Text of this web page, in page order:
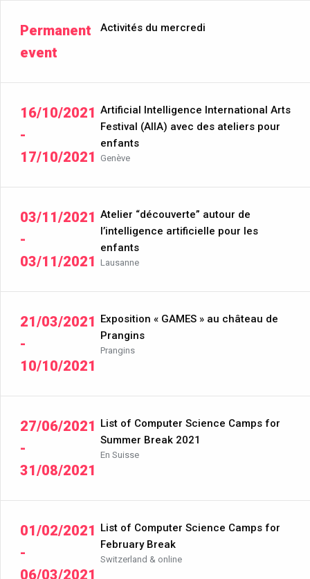
Permanent
event
Activités du mercredi
16/10/2021
-
17/10/2021
Artificial Intelligence International Arts
Festival (AIIA) avec des ateliers pour
enfants
Genève
03/11/2021
-
03/11/2021
Atelier “découverte” autour de
l’intelligence artificielle pour les
enfants
Lausanne
21/03/2021
-
10/10/2021
Exposition « GAMES » au château de
Prangins
Prangins
27/06/2021
-
31/08/2021
List of Computer Science Camps for
Summer Break 2021
En Suisse
01/02/2021
-
06/03/2021
List of Computer Science Camps for
February Break
Switzerland & online